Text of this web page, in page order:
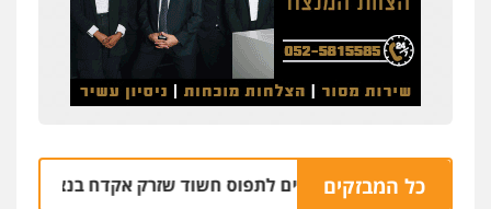
כל המבזקים
מסייע לשוטרים לתפוס חשוד שזרק אקדח בנצרת 06.08 | 10:07